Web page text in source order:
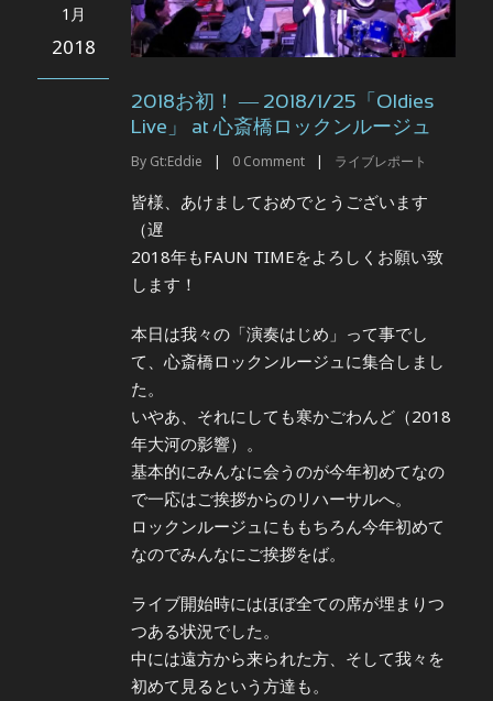
1月
2018
2018お初！ ― 2018/1/25「Oldies
Live」 at 心斎橋ロックンルージュ
By Gt:Eddie | 0 Comment | ライブレポート
皆様、あけましておめでとうございます
（遅
2018年もFAUN TIMEをよろしくお願い致
します！
本日は我々の「演奏はじめ」って事でし
て、心斎橋ロックンルージュに集合しまし
た。
いやあ、それにしても寒かごわんど（2018
年大河の影響）。
基本的にみんなに会うのが今年初めてなの
で一応はご挨拶からのリハーサルへ。
ロックンルージュにももちろん今年初めて
なのでみんなにご挨拶をば。
ライブ開始時にはほぼ全ての席が埋まりつ
つある状況でした。
中には遠方から来られた方、そして我々を
初めて見るという方達も。